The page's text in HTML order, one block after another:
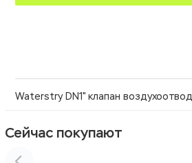
Waterstry DN1" клапан
Сейчас покупают